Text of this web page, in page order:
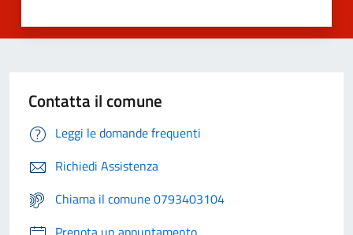
Contatta il comune
Leggi le domande frequenti
Richiedi Assistenza
Chiama il comune 0793403104